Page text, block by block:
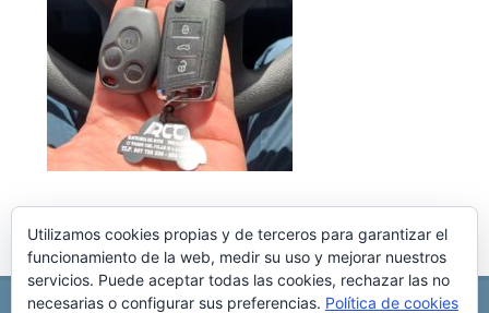
Utilizamos cookies propias y de terceros para garantizar el
funcionamiento de la web, medir su uso y mejorar nuestros
servicios. Puede aceptar todas las cookies, rechazar las no
necesarias o configurar sus preferencias. Política de cookies